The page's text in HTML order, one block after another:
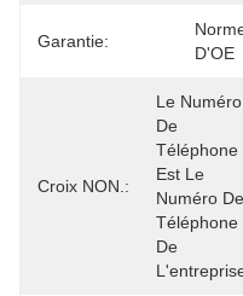
Garantie:
D'OE
Croix NON.:
Le Numéro
De
Téléphone
Est Le
Numéro De
Téléphone
De